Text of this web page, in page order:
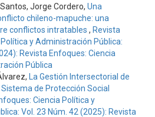
Jorge Cordero, Una
chileno-mapuche: una
conflictos intratables , Revista
y Administración Pública:
Revista Enfoques: Ciencia
Pública
La Gestión Intersectorial de
de Protección Social
Ciencia Política y
Vol. 23 Núm. 42 (2025): Revista